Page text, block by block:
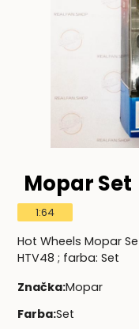
Mopar Set
1:64
Hot Wheels Mopar
HTV48 ; farba: Set
Značka:Mopar
Farba:Set